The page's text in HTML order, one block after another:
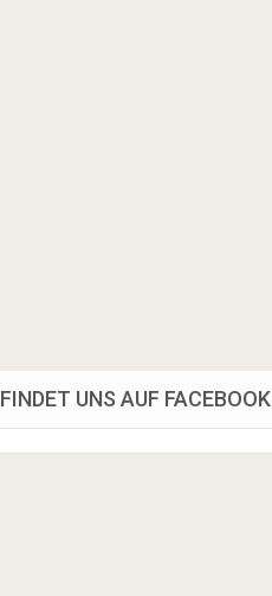
FINDET UNS AUF FACEBOOK